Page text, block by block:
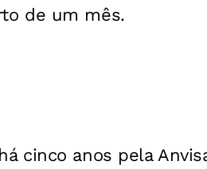
de um mês.
cinco anos pela